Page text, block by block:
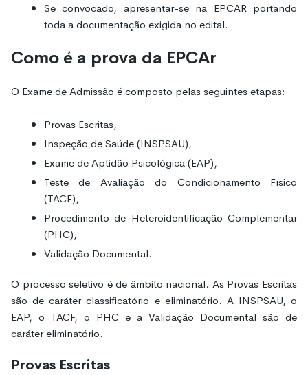
Se convocado, apresentar-se na EPCAR portando
toda a documentação exigida no edital.
Como é a prova da EPCAr
O Exame de Admissão é composto pelas seguintes etapas:
Provas Escritas,
Inspeção de Saúde (INSPSAU),
Exame de Aptidão Psicológica (EAP),
Teste de Avaliação do Condicionamento Físico
(TACF),
Procedimento de Heteroidentificação Complementar
(PHC),
Validação Documental.
O processo seletivo é de âmbito nacional. As Provas Escritas
são de caráter classificatório e eliminatório. A INSPSAU, o
EAP, o TACF, o PHC e a Validação Documental são de
caráter eliminatório.
Provas Escritas